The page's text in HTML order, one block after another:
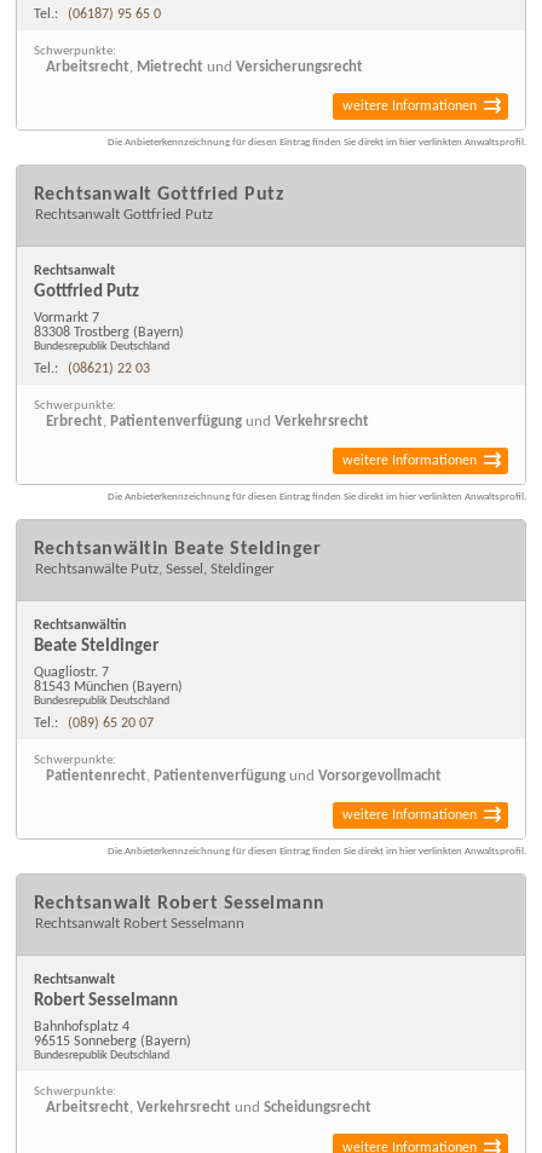
Tel.: (06187) 95 65 0
Schwerpunkte:
Arbeitsrecht, Mietrecht undVersicherungsrecht
weitere Informationen
Die Anbieterkennzeichnung für diesen Eintrag finden Sie direkt im hier verlinkten Anwaltsprofil.
Rechtsanwalt Gottfried Putz
Rechtsanwalt Gottfried Putz
Rechtsanwalt
Gottfried Putz
Vormarkt 7
83308 Trostberg (Bayern)
Bundesrepublik Deutschland
Tel.: (08621) 22 03
Schwerpunkte:
Erbrecht, Patientenverfügung undVerkehrsrecht
weitere Informationen
Die Anbieterkennzeichnung für diesen Eintrag finden Sie direkt im hier verlinkten Anwaltsprofil.
Rechtsanwältin Beate Steldinger
Rechtsanwälte Putz, Sessel, Steldinger
Rechtsanwältin
Beate Steldinger
Quagliostr. 7
81543 München (Bayern)
Bundesrepublik Deutschland
Tel.: (089) 65 20 07
Schwerpunkte:
Patientenrecht, Patientenverfügung undVorsorgevollmacht
weitere Informationen
Die Anbieterkennzeichnung für diesen Eintrag finden Sie direkt im hier verlinkten Anwaltsprofil.
Rechtsanwalt Robert Sesselmann
Rechtsanwalt Robert Sesselmann
Rechtsanwalt
Robert Sesselmann
Bahnhofsplatz 4
96515 Sonneberg (Bayern)
Bundesrepublik Deutschland
Schwerpunkte:
Arbeitsrecht,Verkehrsrecht undScheidungsrecht
weitere Informationen